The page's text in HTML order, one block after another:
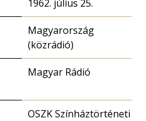
1962. július 25.
Magyarország
(közrádió)
Magyar Rádió
OSZK Színháztörténeti